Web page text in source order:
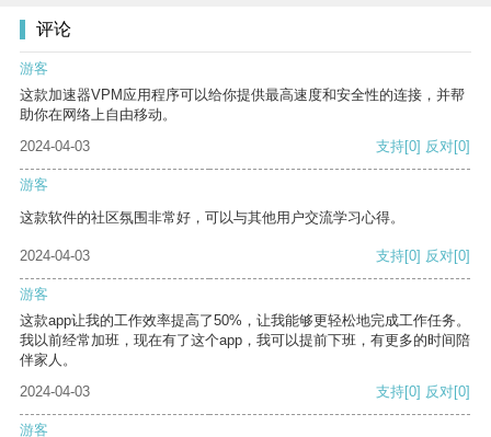
评论
游客
这款加速器VPM应用程序可以给你提供最高速度和安全性的连接，并帮
助你在网络上自由移动。
2024-04-03
支持[0] 反对[0]
游客
这款软件的社区氛围非常好，可以与其他用户交流学习心得。
2024-04-03 支持[0] 反对[0]
游客
这款app让我的工作效率提高了50%，让我能够更轻松地完成工作任务。
我以前经常加班，现在有了这个app，我可以提前下班，有更多的时间陪
伴家人。
2024-04-03
支持[0] 反对[0]
游客